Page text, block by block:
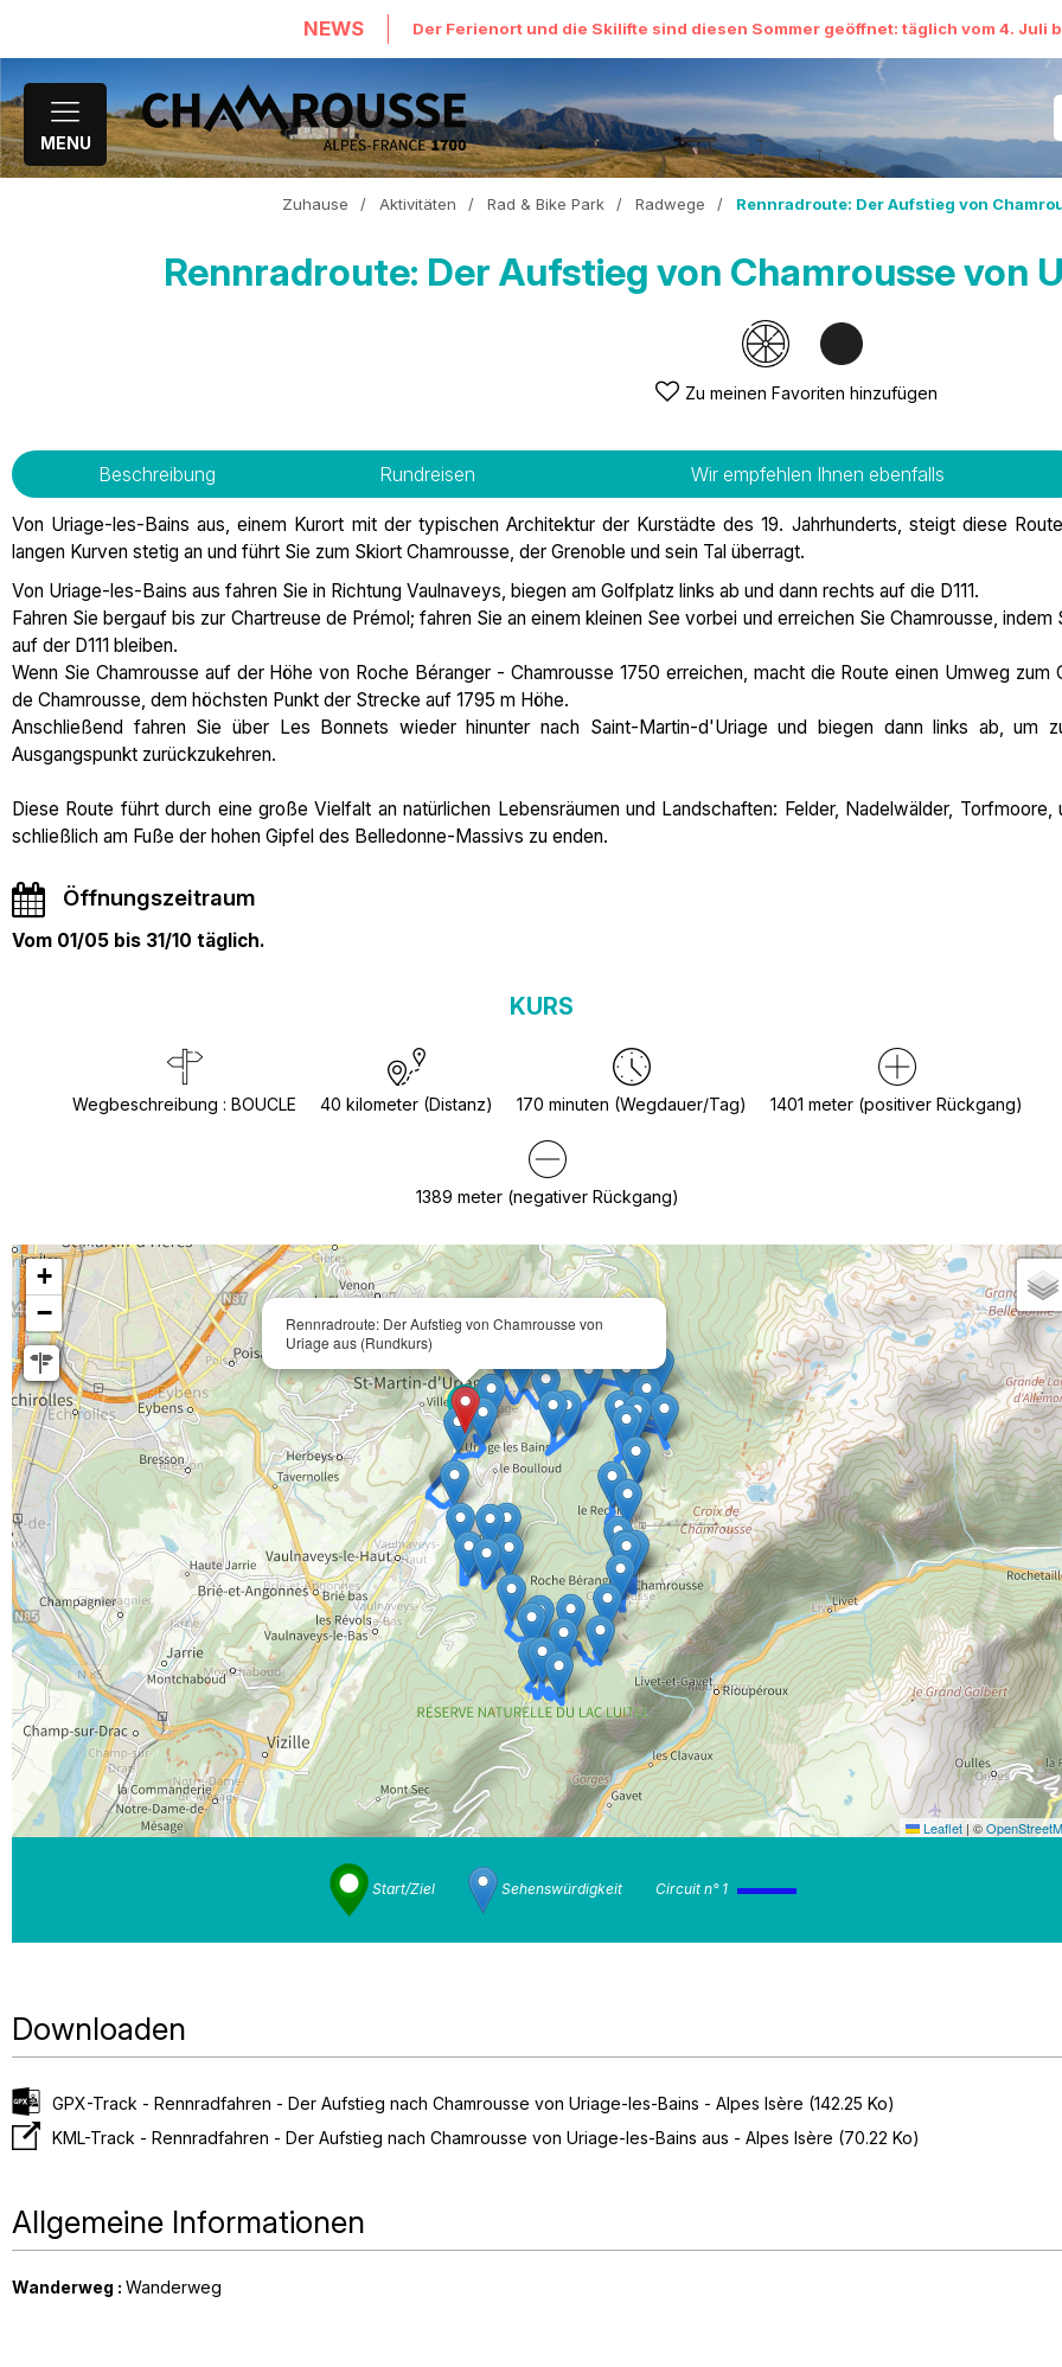
NEWS Der Ferienort und die Skilifte sind diesen Sommer geöffnet: täglich vom 4. Juli
MENU
Zuhause / Aktivitäten / Rad & Bike Park / Radwege / Rennradroute: Der Aufstieg von
Rennradroute: Der Aufstieg von Chamrousse von
Zu meinen Favoriten hinzufügen
Beschreibung Rundreisen Wir empfehlen Ihnen ebenfalls
Von Uriage-les-Bains aus, einem Kurort mit der typischen Architektur der Kurstädte des 19. Jahrhunderts, steigt diese
langen Kurven stetig an und führt Sie zum Skiort Chamrousse, der Grenoble und sein Tal überragt.
Von Uriage-les-Bains aus fahren Sie in Richtung Vaulnaveys, biegen am Golfplatz links ab und dann rechts auf die D111.
Fahren Sie bergauf bis zur Chartreuse de Prémol; fahren Sie an einem kleinen See vorbei und erreichen Sie Chamrousse, indem
auf der D111 bleiben.
Wenn Sie Chamrousse auf der Höhe von Roche Béranger - Chamrousse 1750 erreichen, macht die Route einen Umweg zum
de Chamrousse, dem höchsten Punkt der Strecke auf 1795 m Höhe.
Anschließend fahren Sie über Les Bonnets wieder hinunter nach Saint-Martin-d'Uriage und biegen dann links ab, um
Ausgangspunkt zurückzukehren.
Diese Route führt durch eine große Vielfalt an natürlichen Lebensräumen und Landschaften: Felder, Nadelwälder, Torfmoore,
schließlich am Fuße der hohen Gipfel des Belledonne-Massivs zu enden.
Öffnungszeitraum
Vom 01/05 bis 31/10 täglich.
KURS
Wegbeschreibung : BOUCLE 40 kilometer (Distanz) 170 minuten (Wegdauer/Tag) 1401 meter (positiver Rückgang)
1389 meter (negativer Rückgang)
Rennradroute: Der Aufstieg von Chamrousse von
Uriage aus (Rundkurs)
+
−
Leaflet |©
Start/Ziel Sehenswürdigkeit Circuit n° 1
Downloaden
GPX-Track - Rennradfahren - Der Aufstieg nach Chamrousse von Uriage-les-Bains - Alpes Isère (142.25 Ko)
KML-Track - Rennradfahren - Der Aufstieg nach Chamrousse von Uriage-les-Bains aus - Alpes Isère (70.22 Ko)
Allgemeine Informationen
Wanderweg : Wanderweg